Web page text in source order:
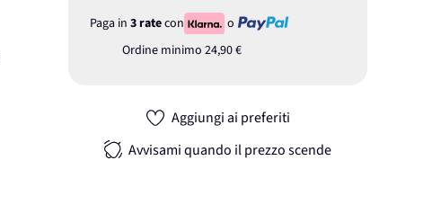
Paga in 3 ratecon
o
Ordine minimo 24,90 €
Aggiungi ai preferiti
Avvisami quando il prezzo scende